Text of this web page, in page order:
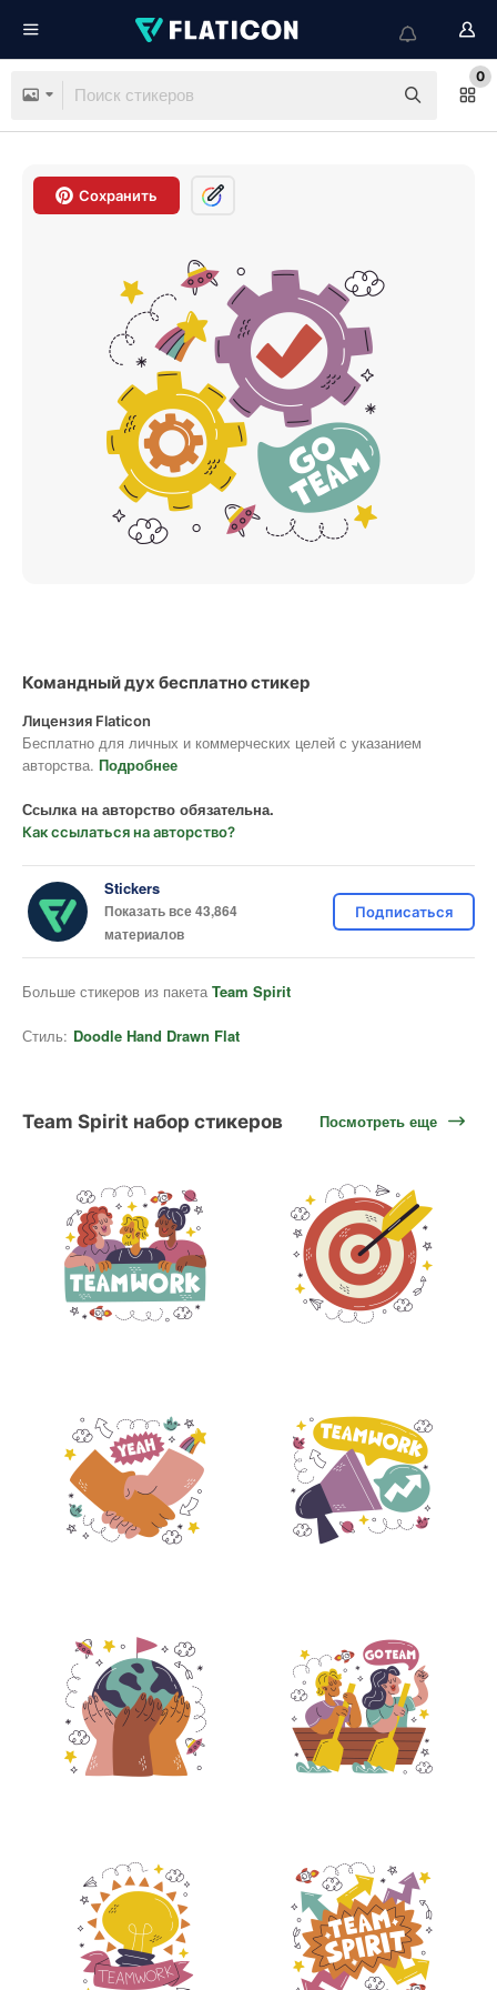
0
Сохранить
Командный дух бесплатно стикер
Лицензия Flaticon
Бесплатно для личных и коммерческих целей с указанием
авторства. Подробнее
Ссылка на авторство обязательна.
Как ссылаться на авторство?
Stickers
Показать все 43,864
материалов
Подписаться
Больше стикеров из пакета Team Spirit
Стиль: Doodle Hand Drawn Flat
Team Spirit набор стикеров Посмотреть еще